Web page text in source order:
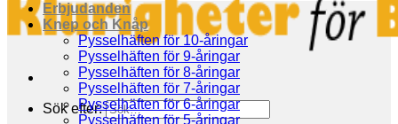
Sök efter:
Erbjudanden
Knep och Knåp
Pysselhäften för 10-åringar
Pysselhäften för 9-åringar
Pysselhäften för 8-åringar
Pysselhäften för 7-åringar
Pysselhäften för 6-åringar
Pysselhäften för 5-åringar